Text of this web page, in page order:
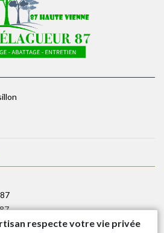
87 respecte votre vie privée